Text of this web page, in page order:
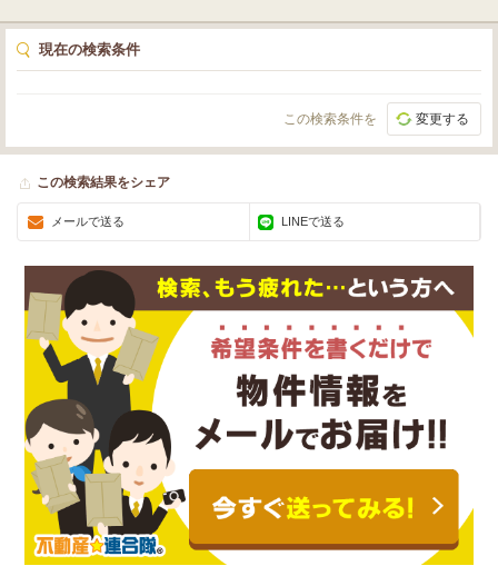
現在の検索条件
この検索条件を 変更する
この検索結果をシェア
メールで送る LINEで送る